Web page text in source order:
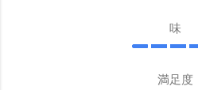
味
満足度